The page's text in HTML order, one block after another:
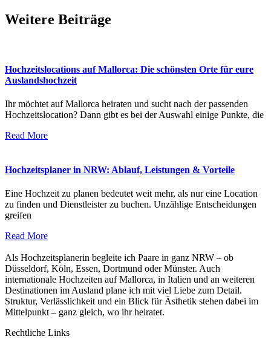
Weitere Beiträge
Hochzeitslocations auf Mallorca: Die schönsten Orte für eure
Auslandshochzeit
Ihr möchtet auf Mallorca heiraten und sucht nach der passenden
Hochzeitslocation? Dann gibt es bei der Auswahl einige Punkte, die
Read More
Hochzeitsplaner in NRW: Ablauf, Leistungen & Vorteile
Eine Hochzeit zu planen bedeutet weit mehr, als nur eine Location
zu finden und Dienstleister zu buchen. Unzählige Entscheidungen
greifen
Read More
Als Hochzeitsplanerin begleite ich Paare in ganz NRW – ob
Düsseldorf, Köln, Essen, Dortmund oder Münster. Auch
internationale Hochzeiten auf Mallorca, in Italien und an weiteren
Destinationen im Ausland plane ich mit viel Liebe zum Detail.
Struktur, Verlässlichkeit und ein Blick für Ästhetik stehen dabei im
Mittelpunkt – ganz gleich, wo ihr heiratet.
Rechtliche Links